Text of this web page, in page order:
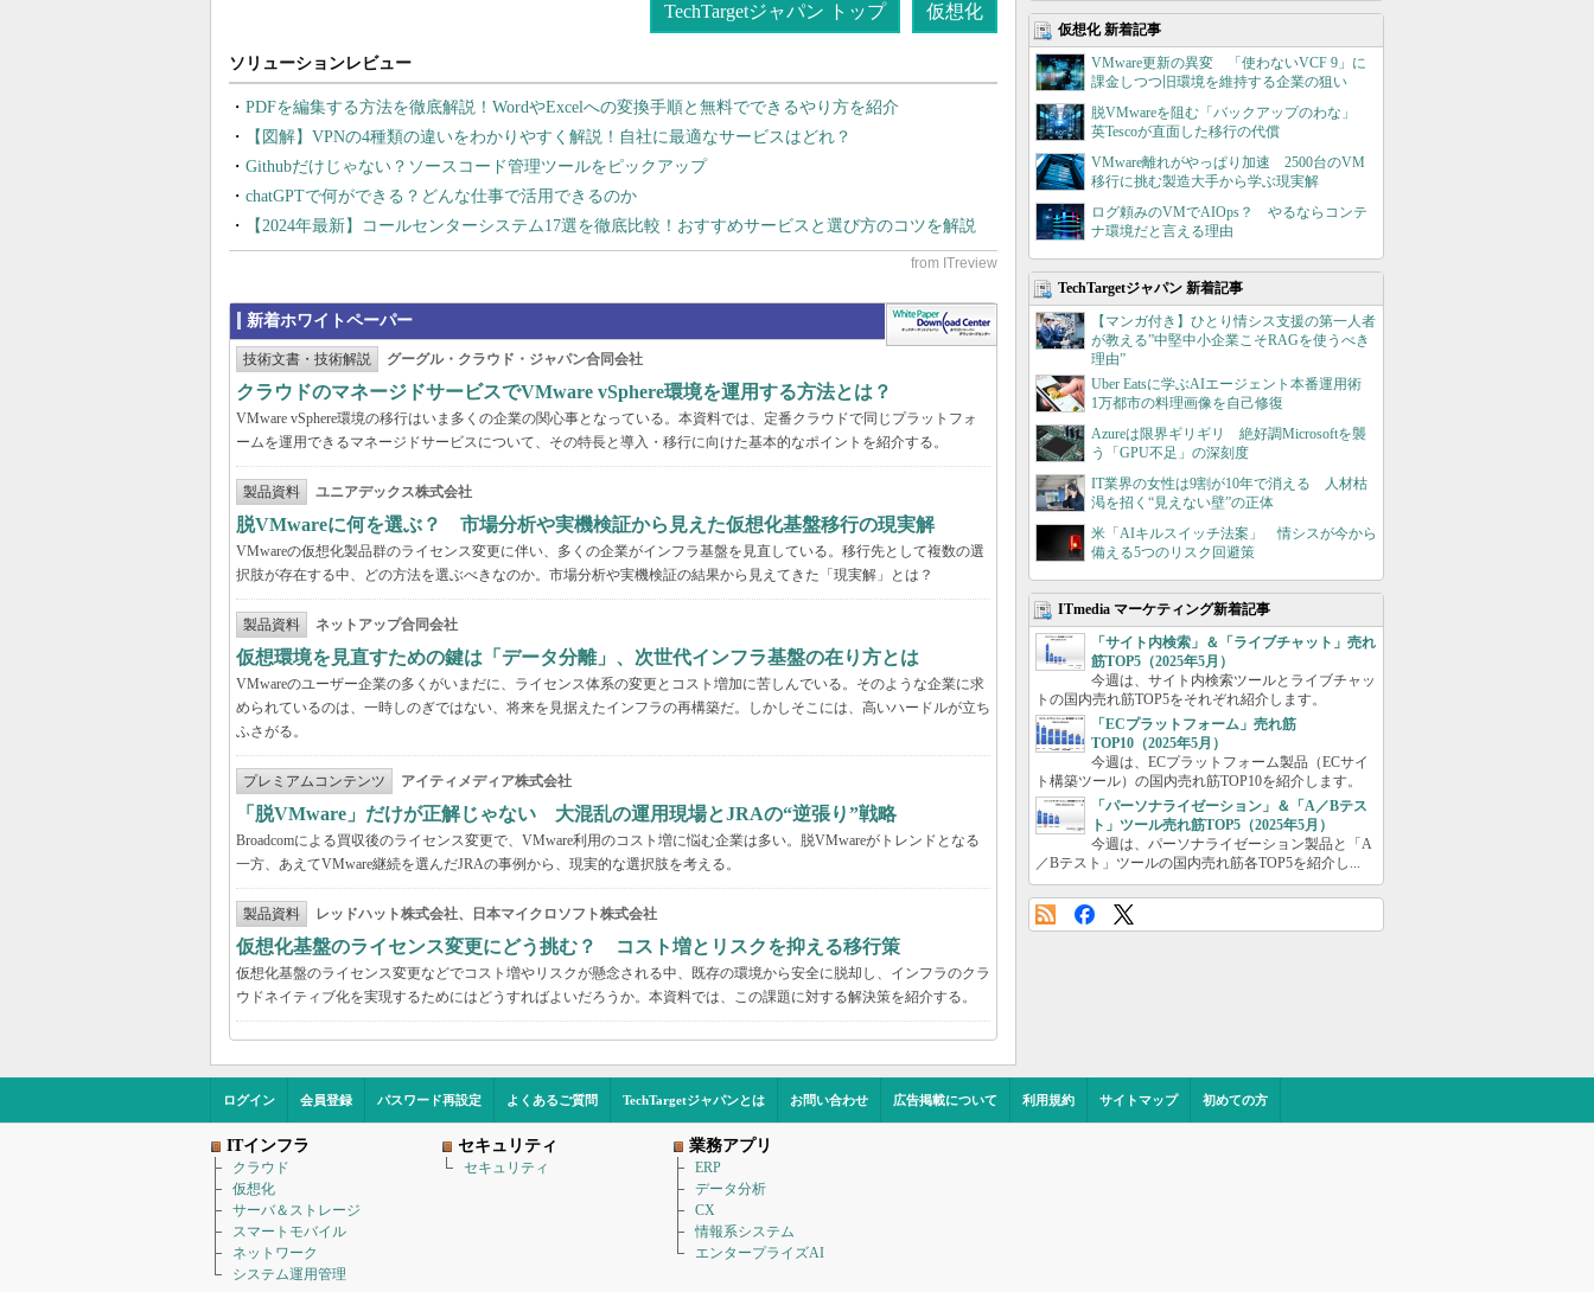
TechTargetジャパン トップ 仮想化
PDFを編集する方法を徹底解説！WordやExcelへの変換手順と無料でできるやり方を紹介
【図解】VPNの4種類の違いをわかりやすく解説！自社に最適なサービスはどれ？
Githubだけじゃない？ソースコード管理ツールをピックアップ
chatGPTで何ができる？どんな仕事で活用できるのか
【2024年最新】コールセンターシステム17選を徹底比較！おすすめサービスと選び方のコツを解説
新着ホワイトペーパー
技術文書・技術解説 グーグル・クラウド・ジャパン合同会社
クラウドのマネージドサービスでVMware vSphere環境を運用する方法とは？
VMware vSphere環境の移行はいま多くの企業の関心事となっている。本資料では、定番クラウドで同じプラットフォ
ームを運用できるマネージドサービスについて、その特長と導入・移行に向けた基本的なポイントを紹介する。
製品資料 ユニアデックス株式会社
脱VMwareに何を選ぶ？ 市場分析や実機検証から見えた仮想化基盤移行の現実解
VMwareの仮想化製品群のライセンス変更に伴い、多くの企業がインフラ基盤を見直している。移行先として複数の選
択肢が存在する中、どの方法を選ぶべきなのか。市場分析や実機検証の結果から見えてきた「現実解」とは？
製品資料 ネットアップ合同会社
仮想環境を見直すための鍵は「データ分離」、次世代インフラ基盤の在り方とは
VMwareのユーザー企業の多くがいまだに、ライセンス体系の変更とコスト増加に苦しんでいる。そのような企業に求
められているのは、一時しのぎではない、将来を見据えたインフラの再構築だ。しかしそこには、高いハードルが立ち
ふさがる。
プレミアムコンテンツ アイティメディア株式会社
「脱VMware」だけが正解じゃない 大混乱の運用現場とJRAの“逆張り”戦略
Broadcomによる買収後のライセンス変更で、VMware利用のコスト増に悩む企業は多い。脱VMwareがトレンドとなる
一方、あえてVMware継続を選んだJRAの事例から、現実的な選択肢を考える。
製品資料 レッドハット株式会社、日本マイクロソフト株式会社
仮想化基盤のライセンス変更にどう挑む？ コスト増とリスクを抑える移行策
仮想化基盤のライセンス変更などでコスト増やリスクが懸念される中、既存の環境から安全に脱却し、インフラのクラ
ウドネイティブ化を実現するためにはどうすればよいだろうか。本資料では、この課題に対する解決策を紹介する。
仮想化 新着記事
VMware更新の異変 「使わないVCF 9」に
課金しつつ旧環境を維持する企業の狙い
脱VMwareを阻む「バックアップのわな」
英Tescoが直面した移行の代償
VMware離れがやっぱり加速 2500台のVM
移行に挑む製造大手から学ぶ現実解
ログ頼みのVMでAIOps？ やるならコンテ
ナ環境だと言える理由
TechTargetジャパン 新着記事
【マンガ付き】ひとり情シス支援の第一人者
が教える”中堅中小企業こそRAGを使うべき
理由”
Uber Eatsに学ぶAIエージェント本番運用術
1万都市の料理画像を自己修復
Azureは限界ギリギリ 絶好調Microsoftを襲
う「GPU不足」の深刻度
IT業界の女性は9割が10年で消える 人材枯
渇を招く“見えない壁”の正体
米「AIキルスイッチ法案」 情シスが今から
備える5つのリスク回避策
ITmedia マーケティング新着記事
「サイト内検索」＆「ライブチャット」売れ
筋TOP5（2025年5月）
今週は、サイト内検索ツールとライブチャッ
トの国内売れ筋TOP5をそれぞれ紹介します。
「ECプラットフォーム」売れ筋
TOP10（2025年5月）
今週は、ECプラットフォーム製品（ECサイ
ト構築ツール）の国内売れ筋TOP10を紹介します。
「パーソナライゼーション」＆「A／Bテス
ト」ツール売れ筋TOP5（2025年5月）
今週は、パーソナライゼーション製品と「A
／Bテスト」ツールの国内売れ筋各TOP5を紹介し...
ログイン 会員登録 パスワード再設定 よくあるご質問 TechTargetジャパンとは お問い合わせ 広告掲載について 利用規約 サイトマップ 初めての方
ITインフラ
クラウド
仮想化
サーバ＆ストレージ
スマートモバイル
ネットワーク
システム運用管理
セキュリティ
セキュリティ
業務アプリ
ERP
データ分析
CX
情報系システム
エンタープライズAI